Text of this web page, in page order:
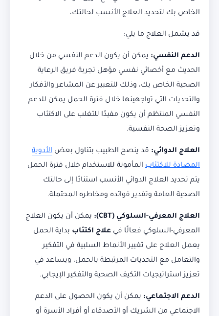
الخاص بك لتحديد العلاج الأنسب لحالتك،
قد يشمل العلاج ما يلي:
الدعم النفسي: يمكن أن يكون الدعم النفسي من خلال
الحديث مع أخصائي نفسي مؤهل تجربة فريق الرعاية
الصحية الخاص بك، وذلك للتعبير عن المشاعر والأفكار
والتحديات التي تواجهينها خلال فترة الحمل يمكن للدعم
النفسي المنتظم أن يكون مفيدًا للتغلب على الاكتئاب
وتعزيز الصحة النفسية.
العلاج الدوائي: قد ينصح الطبيب بتناول بعض الأدوية
المضادة للاكتئاب المأمونة للاستخدام خلال فترة الحمل
يتم تحديد العلاج الدوائي الأنسب استنادًا إلى حالتك
الصحية العامة وتقدير فوائده ومخاطره المحتملة.
العلاج المعرفي-السلوكي (CBT):
يمكن أن يكون العلاج
المعرفي-السلوكي فعالًا في علاج اكتئاب بداية الحمل
يعمل العلاج على تغيير الأنماط السلبية في التفكير
والتعامل مع التحديات المرتبطة بالحمل، ويساعد في
تعزيز استراتيجيات التكيف الصحية والتفكير الإيجابي.
الدعم الاجتماعي: يمكن أن يكون الحصول على الدعم
الاجتماعي من الشريك أو الأصدقاء أو أفراد الأسرة أو